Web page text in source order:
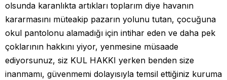
olsunda karanlıkta artıkları toplarım diye havanın
kararmasını müteakip pazarın yolunu tutan, çocuğuna
okul pantolonu alamadığı için intihar eden ve daha pek
çoklarının hakkını yiyor, yenmesine müsaade
ediyorsunuz, siz KUL HAKKI yerken benden size
inanmamı, güvenmemi dolayısıyla temsil ettiğiniz kuruma